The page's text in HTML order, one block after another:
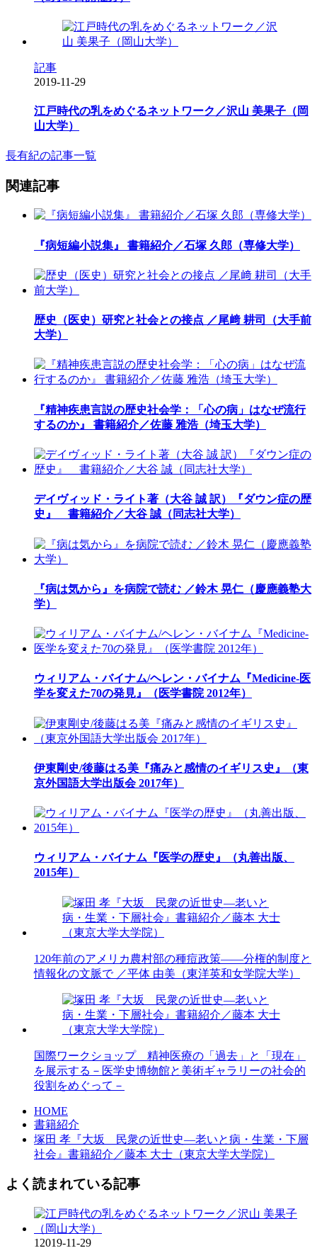
記事
2019-11-29
江戸時代の乳をめぐるネットワーク／沢山 美果子（岡
山大学）
長有紀の記事一覧
関連記事
『病短編小説集』 書籍紹介／石塚 久郎（専修大学）
歴史（医史）研究と社会との接点 ／尾﨑 耕司（大手前
大学）
『精神疾患言説の歴史社会学：「心の病」はなぜ流行
するのか』 書籍紹介／佐藤 雅浩（埼玉大学）
デイヴィッド・ライト著（大谷 誠 訳）『ダウン症の歴
史』 書籍紹介／大谷 誠（同志社大学）
『病は気から』を病院で読む ／鈴木 晃仁（慶應義塾大
学）
ウィリアム・バイナム/ヘレン・バイナム『Medicine-医
学を変えた70の発見』（医学書院 2012年）
伊東剛史/後藤はる美『痛みと感情のイギリス史』（東
京外国語大学出版会 2017年）
ウィリアム・バイナム『医学の歴史』（丸善出版、
2015年）
120年前のアメリカ農村部の種痘政策——分権的制度と
情報化の文脈で ／平体 由美（東洋英和女学院大学）
国際ワークショップ 精神医療の「過去」と「現在」
を展示する－医学史博物館と美術ギャラリーの社会的
役割をめぐって－
HOME
書籍紹介
塚田 孝『大坂 民衆の近世史―老いと病・生業・下層
社会』書籍紹介／藤本 大士（東京大学大学院）
よく読まれている記事
1 2019-11-29